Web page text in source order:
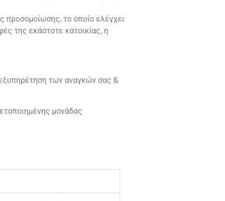
προσομοίωσης, το οποίο ελέγχει
της εκάστοτε κατοικίας, η
των αναγκών σας &
μονάδας